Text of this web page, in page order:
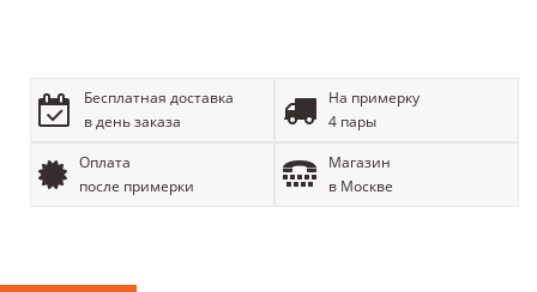
Бесплатная доставка
в день заказа
На примерку
4 пары
Оплата
после примерки
Магазин
в Москве